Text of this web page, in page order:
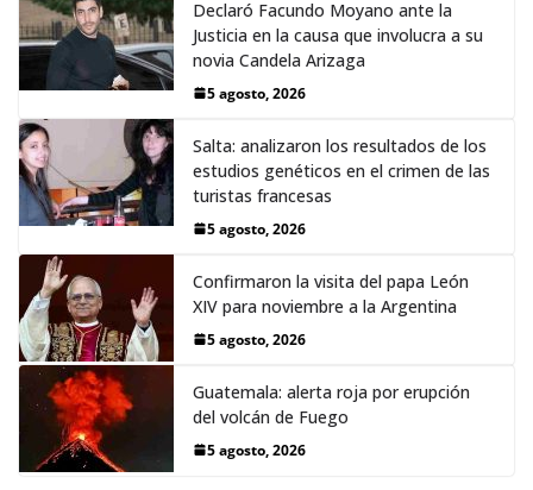
Declaró Facundo Moyano ante la
Justicia en la causa que involucra a su
novia Candela Arizaga
5 agosto, 2026
Salta: analizaron los resultados de los
estudios genéticos en el crimen de las
turistas francesas
5 agosto, 2026
Confirmaron la visita del papa León
XIV para noviembre a la Argentina
5 agosto, 2026
Guatemala: alerta roja por erupción
del volcán de Fuego
5 agosto, 2026